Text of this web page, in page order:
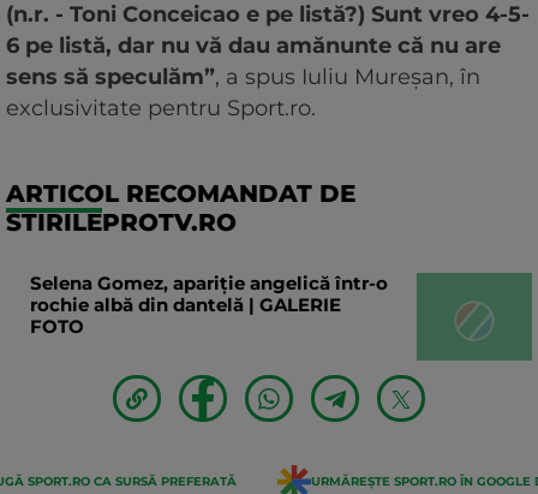
(n.r. - Toni Conceicao e pe listă?) Sunt vreo 4-5-
6 pe listă, dar nu vă dau amănunte că nu are
sens să speculăm”, a spus Iuliu Mureșan, în
exclusivitate pentru Sport.ro.
ARTICOL RECOMANDAT DE
STIRILEPROTV.RO
Selena Gomez, apariție angelică într-o
rochie albă din dantelă | GALERIE
FOTO
SPORT.RO CA SURSĂ PREFERATĂ URMĂREȘTE SPORT.RO ÎN GOOGLE